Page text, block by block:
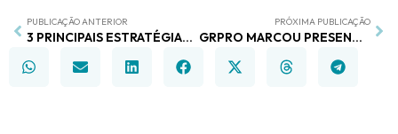
PUBLICAÇÃO ANTERIOR
3 PRINCIPAIS ESTRATÉGIAS PARA AUMENTAR O ENGAJAMENTO DOS FRANQUEADOS
PRÓXIMA PUBLICAÇÃO
GRPRO MARCOU PRESENÇA NO CIRCUITO E-MINAS, EVENTO PROMOVIDO PELA FEDERAMINAS